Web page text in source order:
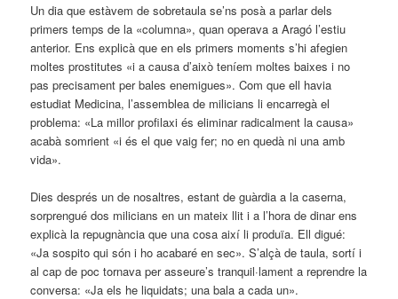
Un dia que estàvem de sobretaula se’ns posà a parlar dels
primers temps de la «columna», quan operava a Aragó l’estiu
anterior. Ens explicà que en els primers moments s’hi afegien
moltes prostitutes «i a causa d’això teníem moltes baixes i no
pas precisament per bales enemigues». Com que ell havia
estudiat Medicina, l’assemblea de milicians li encarregà el
problema: «La millor profilaxi és eliminar radicalment la causa»
acabà somrient «i és el que vaig fer; no en quedà ni una amb
vida».
Dies després un de nosaltres, estant de guàrdia a la caserna,
sorprengué dos milicians en un mateix llit i a l’hora de dinar ens
explicà la repugnància que una cosa així li produïa. Ell digué:
«Ja sospito qui són i ho acabaré en sec». S’alçà de taula, sortí i
al cap de poc tornava per asseure’s tranquil·lament a reprendre la
conversa: «Ja els he liquidats; una bala a cada un».